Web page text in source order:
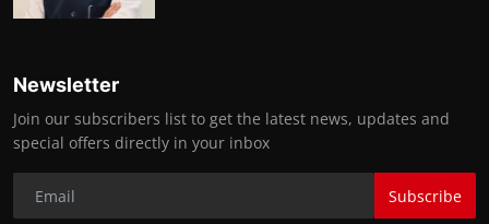
Newsletter
Join our subscribers list to get the latest news, updates and
special offers directly in your inbox
Subscribe